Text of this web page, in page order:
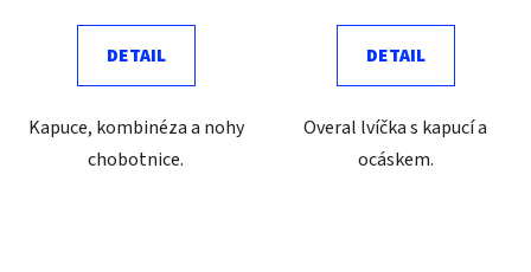
DETAIL
Kapuce, kombinéza a nohy
chobotnice.
DETAIL
Overal lvíčka s kapucí a
ocáskem.